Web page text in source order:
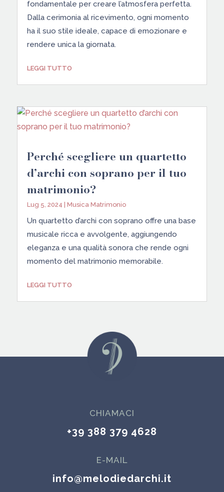
fondamentale per creare l’atmosfera perfetta.
Dalla cerimonia al ricevimento, ogni momento
ha il suo stile ideale, capace di emozionare e
rendere unica la giornata.
LEGGI TUTTO
Perché scegliere un quartetto
d’archi con soprano per il tuo
matrimonio?
Lug 5, 2024 Musica Matrimonio
Un quartetto d’archi con soprano offre una base
musicale ricca e avvolgente, aggiungendo
eleganza e una qualità sonora che rende ogni
momento del matrimonio memorabile.
LEGGI TUTTO
CHIAMACI
+39 388 379 4628
E-MAIL
info@melodiedarchi.it